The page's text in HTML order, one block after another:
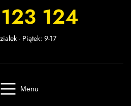
124
- Piątek: 9-17
Menu